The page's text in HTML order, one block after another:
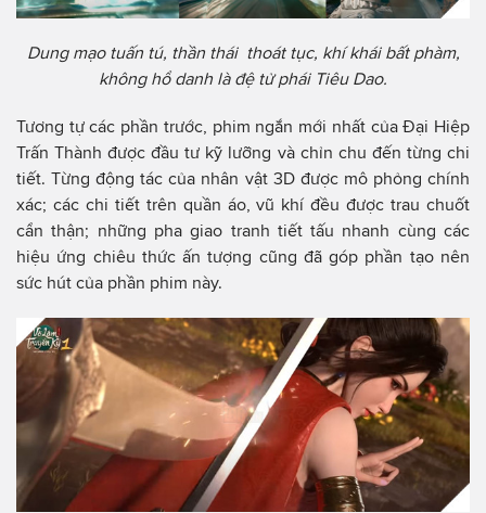
Dung mạo tuấn tú, thần thái thoát tục, khí khái bất phàm,
không hổ danh là đệ tử phái Tiêu Dao.
Tương tự các phần trước, phim ngắn mới nhất của Đại Hiệp
Trấn Thành được đầu tư kỹ lưỡng và chỉn chu đến từng chi
tiết. Từng động tác của nhân vật 3D được mô phỏng chính
xác; các chi tiết trên quần áo, vũ khí đều được trau chuốt
cẩn thận; những pha giao tranh tiết tấu nhanh cùng các
hiệu ứng chiêu thức ấn tượng cũng đã góp phần tạo nên
sức hút của phần phim này.